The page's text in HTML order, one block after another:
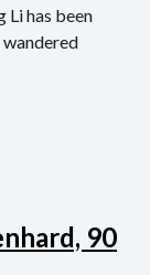
Li has been
90